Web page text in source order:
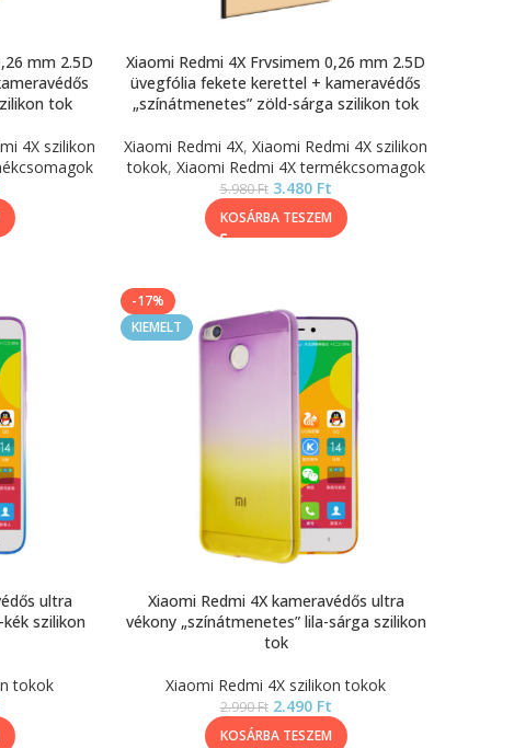
mm 2.5D
tok
4X szilikon
Xiaomi Redmi 4X Frvsimem 0,26 mm 2.5D
üvegfólia fekete kerettel + kameravédős
„színátmenetes” zöld-sárga szilikon tok
Xiaomi Redmi 4X, Xiaomi Redmi 4X szilikon
tokok, Xiaomi Redmi 4X termékcsomagok
5.980Ft 3.480 Ft
KOSÁRBA TESZEM
ultra
szilikon
tokok
-17%
KIEMELT
Xiaomi Redmi 4X kameravédős ultra
vékony „színátmenetes” lila-sárga szilikon
tok
Xiaomi Redmi 4X szilikon tokok
2.990Ft 2.490 Ft
KOSÁRBA TESZEM